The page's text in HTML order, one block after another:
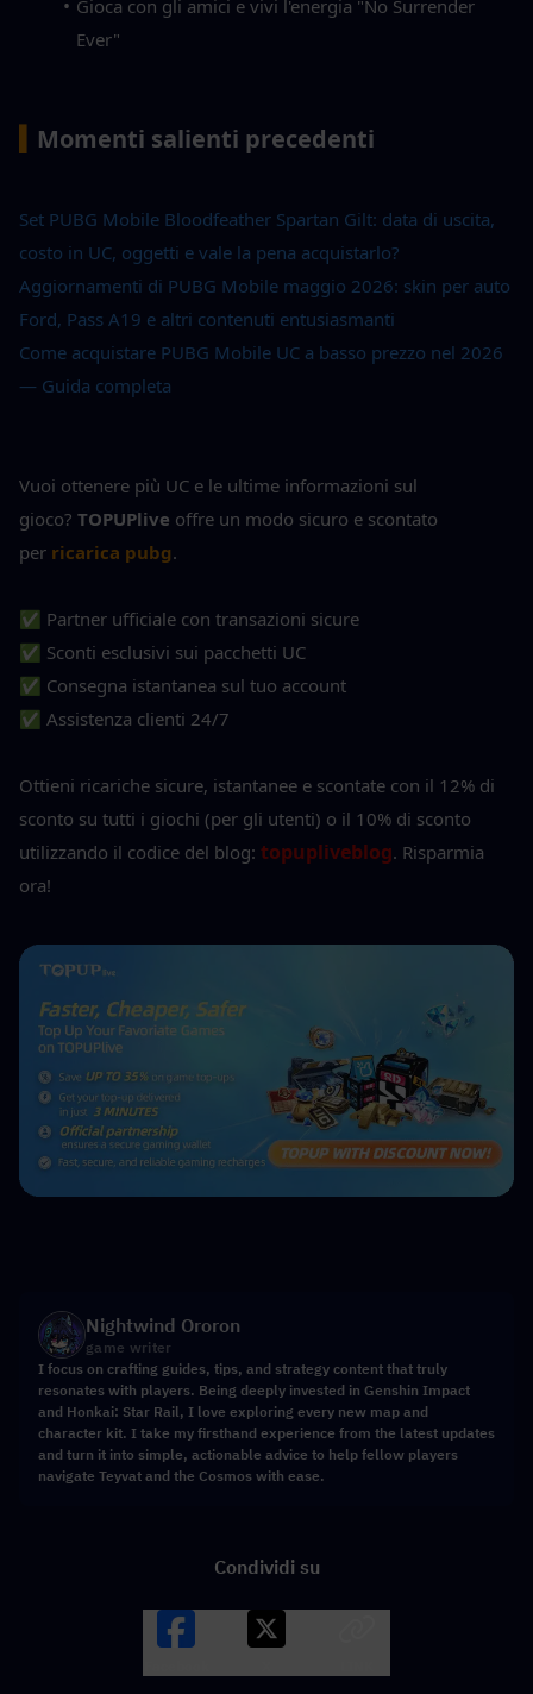
Gioca con gli amici e vivi l'energia "No Surrender
Ever"
Momenti salienti precedenti
Set PUBG Mobile Bloodfeather Spartan Gilt: data di uscita,
costo in UC, oggetti e vale la pena acquistarlo?
Aggiornamenti di PUBG Mobile maggio 2026: skin per auto
Ford, Pass A19 e altri contenuti entusiasmanti
Come acquistare PUBG Mobile UC a basso prezzo nel 2026
— Guida completa
Vuoi ottenere più UC e le ultime informazioni sul
gioco? TOPUPlive offre un modo sicuro e scontato
per ricarica pubg.
✅ Partner ufficiale con transazioni sicure
✅ Sconti esclusivi sui pacchetti UC
✅ Consegna istantanea sul tuo account
✅ Assistenza clienti 24/7
Ottieni ricariche sicure, istantanee e scontate con il 12% di
sconto su tutti i giochi (per gli utenti) o il 10% di sconto
utilizzando il codice del blog: topupliveblog. Risparmia
ora!
Nightwind Ororon
game writer
I focus on crafting guides, tips, and strategy content that truly
resonates with players. Being deeply invested in Genshin Impact
and Honkai: Star Rail, I love exploring every new map and
character kit. I take my firsthand experience from the latest updates
and turn it into simple, actionable advice to help fellow players
navigate Teyvat and the Cosmos with ease.
Condividi su